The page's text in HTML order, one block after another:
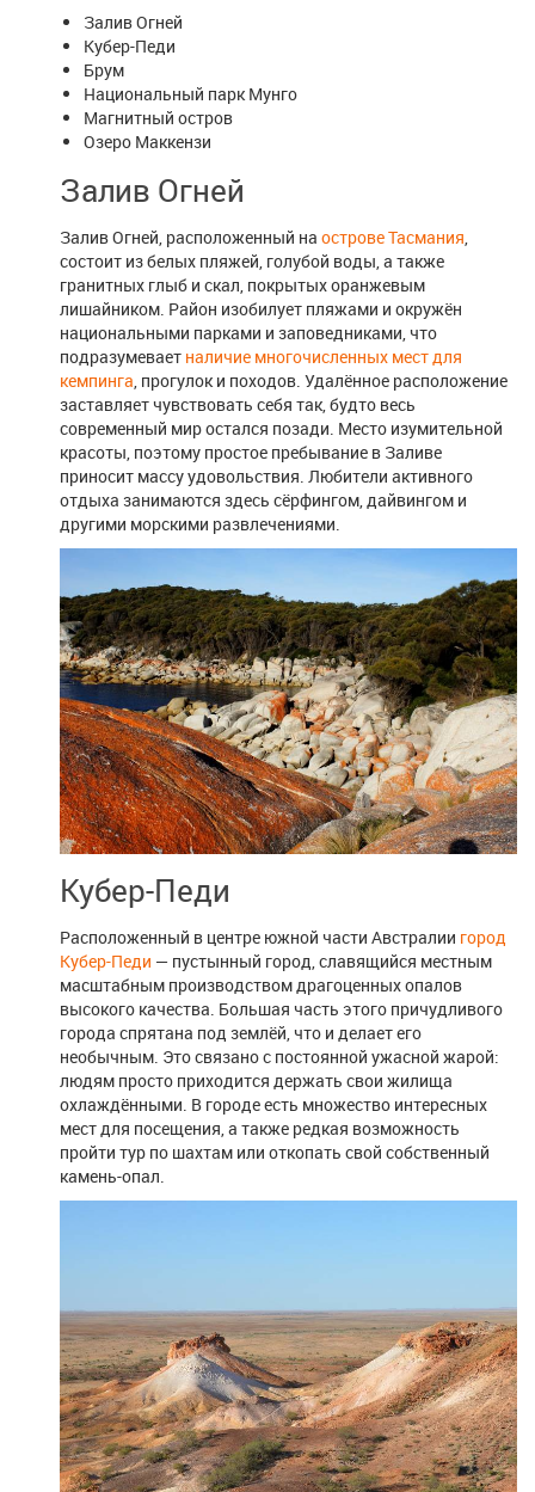
Залив Огней
Кубер-Педи
Брум
Национальный парк Мунго
Магнитный остров
Озеро Маккензи
Залив Огней
Залив Огней, расположенный на острове Тасмания,
состоит из белых пляжей, голубой воды, а также
гранитных глыб и скал, покрытых оранжевым
лишайником. Район изобилует пляжами и окружён
национальными парками и заповедниками, что
подразумевает наличие многочисленных мест для
кемпинга, прогулок и походов. Удалённое расположение
заставляет чувствовать себя так, будто весь
современный мир остался позади. Место изумительной
красоты, поэтому простое пребывание в Заливе
приносит массу удовольствия. Любители активного
отдыха занимаются здесь сёрфингом, дайвингом и
другими морскими развлечениями.
Кубер-Педи
Расположенный в центре южной части Австралии город
Кубер-Педи — пустынный город, славящийся местным
масштабным производством драгоценных опалов
высокого качества. Большая часть этого причудливого
города спрятана под землёй, что и делает его
необычным. Это связано с постоянной ужасной жарой:
людям просто приходится держать свои жилища
охлаждёнными. В городе есть множество интересных
мест для посещения, а также редкая возможность
пройти тур по шахтам или откопать свой собственный
камень-опал.